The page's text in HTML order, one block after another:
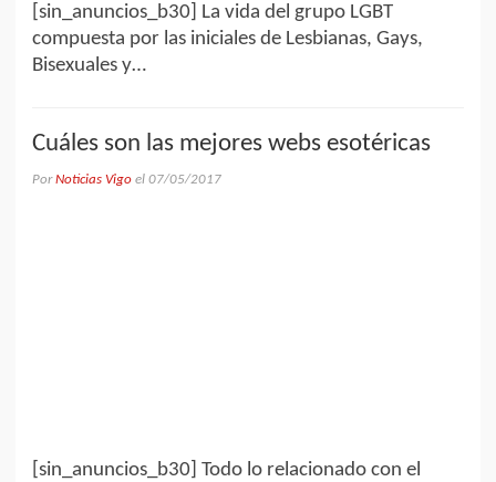
[sin_anuncios_b30] La vida del grupo LGBT
compuesta por las iniciales de Lesbianas, Gays,
Bisexuales y…
Cuáles son las mejores webs esotéricas
PorNoticias Vigo el 07/05/2017
[sin_anuncios_b30] Todo lo relacionado con el